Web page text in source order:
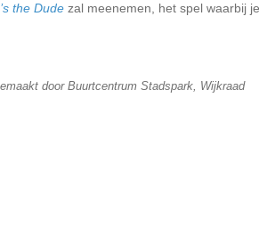
the Dude zal meenemen, het spel waarbij
door Buurtcentrum Stadspark, Wijkraad